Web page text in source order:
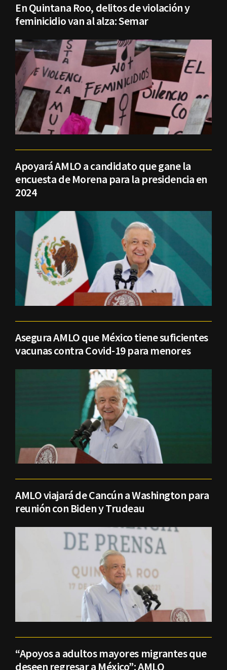
En Quintana Roo, delitos de violación y
feminicidio van al alza: Semar
Apoyará AMLO a candidato que gane la
encuesta de Morena para la presidencia en
2024
Asegura AMLO que México tiene suficientes
vacunas contra Covid-19 para menores
AMLO viajará de Cancún a Washington para
reunión con Biden y Trudeau
“Apoyos a adultos mayores migrantes que
deseen regresar a México”: AMLO